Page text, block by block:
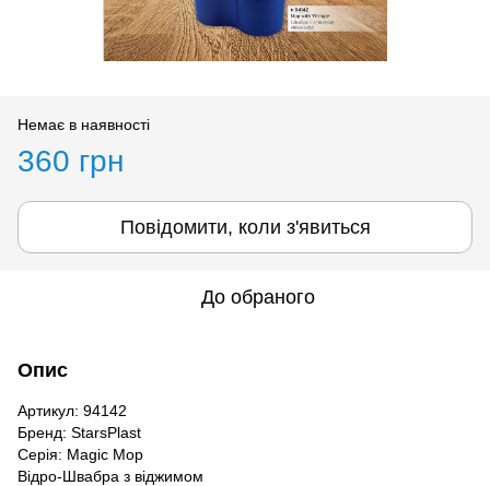
Немає в наявності
360 грн
Повідомити, коли з'явиться
До обраного
Опис
Артикул: 94142
Бренд: StarsPlast
Серія: Magic Mop
Відро-Швабра з віджимом